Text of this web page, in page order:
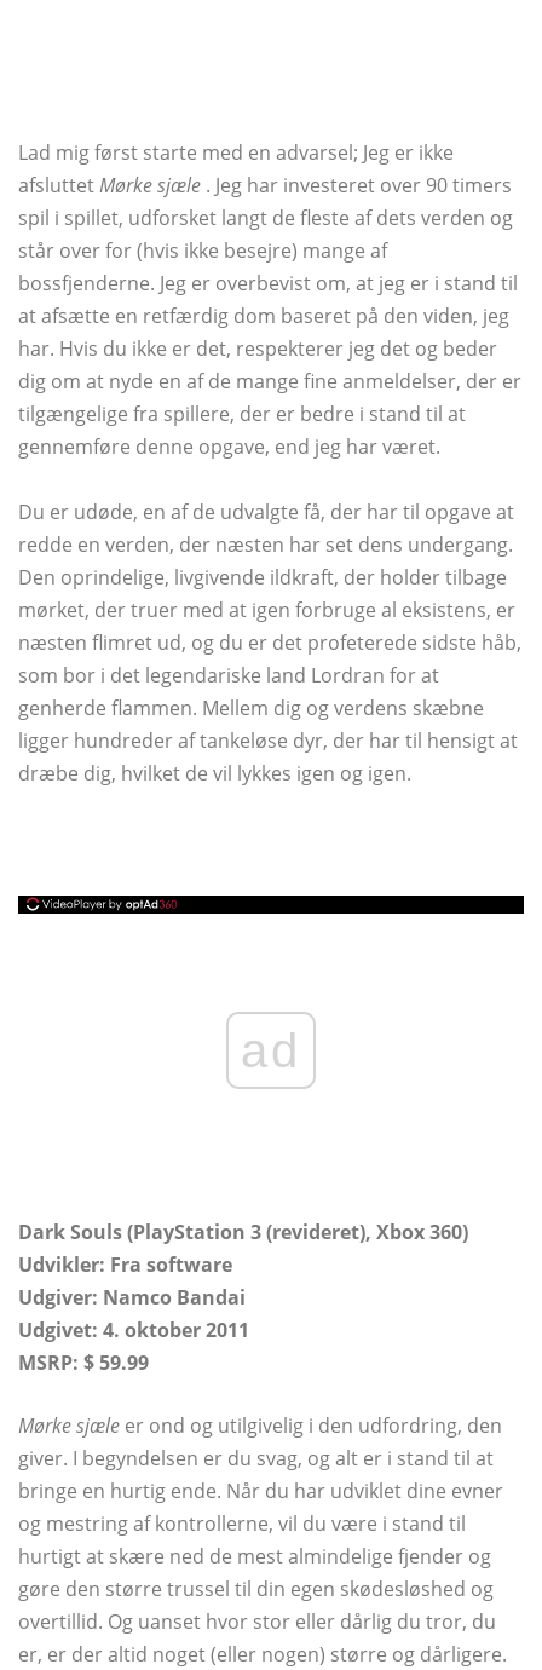
Lad mig først starte med en advarsel; Jeg er ikke
afsluttetMørke sjæle . Jeg har investeret over 90 timers
spil i spillet, udforsket langt de fleste af dets verden og
står over for (hvis ikke besejre) mange af
bossfjenderne. Jeg er overbevist om, at jeg er i stand til
at afsætte en retfærdig dom baseret på den viden, jeg
har. Hvis du ikke er det, respekterer jeg det og beder
dig om at nyde en af ​​de mange fine anmeldelser, der er
tilgængelige fra spillere, der er bedre i stand til at
gennemføre denne opgave, end jeg har været.
Du er udøde, en af ​​de udvalgte få, der har til opgave at
redde en verden, der næsten har set dens undergang.
Den oprindelige, livgivende ildkraft, der holder tilbage
mørket, der truer med at igen forbruge al eksistens, er
næsten flimret ud, og du er det profeterede sidste håb,
som bor i det legendariske land Lordran for at
genherde flammen. Mellem dig og verdens skæbne
ligger hundreder af tankeløse dyr, der har til hensigt at
dræbe dig, hvilket de vil lykkes igen og igen.
ad
Dark Souls (PlayStation 3 (revideret), Xbox 360)
Udvikler: Fra software
Udgiver: Namco Bandai
Udgivet: 4. oktober 2011
MSRP: $ 59.99
Mørke sjæle er ond og utilgivelig i den udfordring, den
giver. I begyndelsen er du svag, og alt er i stand til at
bringe en hurtig ende. Når du har udviklet dine evner
og mestring af kontrollerne, vil du være i stand til
hurtigt at skære ned de mest almindelige fjender og
gøre den større trussel til din egen skødesløshed og
overtillid. Og uanset hvor stor eller dårlig du tror, ​​du
er, er der altid noget (eller nogen) større og dårligere.